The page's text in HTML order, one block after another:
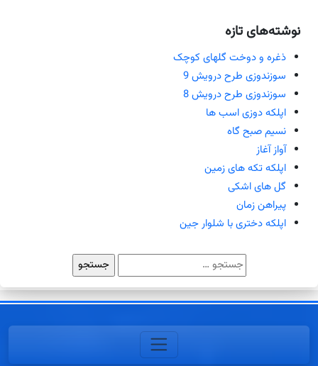
نوشته‌های تازه
ذغره و دوخت گلهای کوچک
سوزندوزی طرح درویش 9
سوزندوزی طرح درویش 8
اپلکه دوزی اسب ها
نسیم صبح گاه
آواز آغاز
اپلکه تکه های زمین
گل های اشکی
پیراهن زمان
اپلکه دختری با شلوار جین
جستجو
برای: